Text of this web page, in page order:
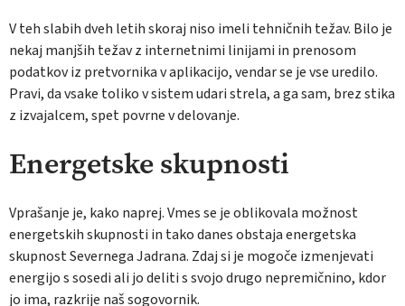
V teh slabih dveh letih skoraj niso imeli tehničnih težav. Bilo je
nekaj manjših težav z internetnimi linijami in prenosom
podatkov iz pretvornika v aplikacijo, vendar se je vse uredilo.
Pravi, da vsake toliko v sistem udari strela, a ga sam, brez stika
z izvajalcem, spet povrne v delovanje.
Energetske skupnosti
Vprašanje je, kako naprej. Vmes se je oblikovala možnost
energetskih skupnosti in tako danes obstaja energetska
skupnost Severnega Jadrana. Zdaj si je mogoče izmenjevati
energijo s sosedi ali jo deliti s svojo drugo nepremičnino, kdor
jo ima, razkrije naš sogovornik.